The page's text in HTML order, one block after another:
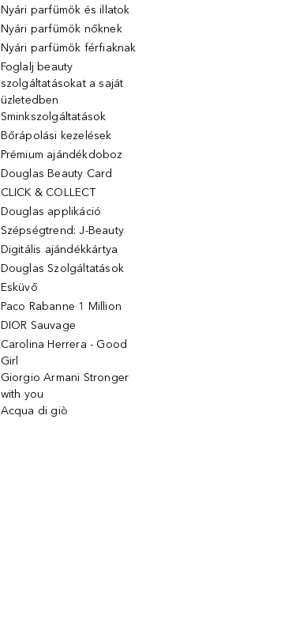
Nyári parfümök és illatok
Nyári parfümök nőknek
Nyári parfümök férfiaknak
Foglalj beauty
szolgáltatásokat a saját
üzletedben
Sminkszolgáltatások
Bőrápolási kezelések
Prémium ajándékdoboz
Douglas Beauty Card
CLICK & COLLECT
Douglas applikáció
Szépségtrend: J-Beauty
Digitális ajándékkártya
Douglas Szolgáltatások
Esküvő
Paco Rabanne 1 Million
DIOR Sauvage
Carolina Herrera - Good
Girl
Giorgio Armani Stronger
with you
Acqua di giò